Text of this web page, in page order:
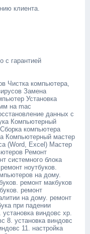
клиента.
с гарантией
Чистка компьютера,
Замена
Установка
на mас
данных с
Компьютерный
компьютера
Компьютерный мастер
(Wоrd, Ехсеl) Мастер
Ремонт
системного блока
ноутбуков.
на дому.
ремонт макбуков
ремонт
на дому. ремонт
при падении
установка виндовс хр.
8. установка виндовс
11. настройка